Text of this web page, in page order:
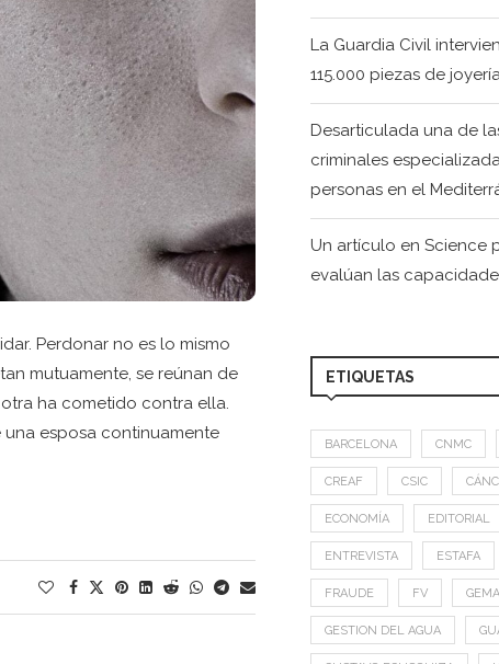
Perdonar no es lo mismo
mutuamente, se reúnan de
ha cometido contra ella.
esposa continuamente
La Guardia Civil
115.000 piezas de
Desarticulada una de
criminales
personas en el
Un artículo en Science
evalúan las
ETIQUETAS
BARCELONA CNMC
CREAF CSIC
ECONOMÍA EDITORIAL
ENTREVISTA ESTAFA
FRAUDE FV
GESTION DEL AGUA